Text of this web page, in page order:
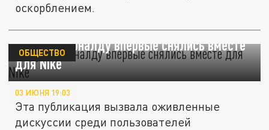
оскорблением.
Леброн и Роналду впервые снялись вместе
для Nike
ОБЩЕСТВО
03 ИЮНЯ 19:03
Эта публикация вызвала оживленные
дискуссии среди пользователей